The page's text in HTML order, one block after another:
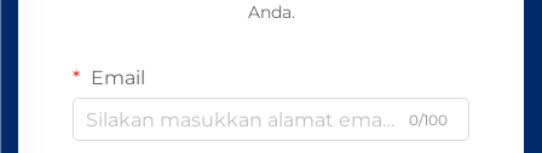
Anda.
Email
0/100